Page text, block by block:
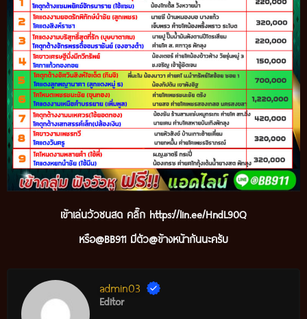
เข้าเล่นวัวชนสด คลิ๊ก https://lin.ee/HndL90Q
หรือ@BB911 มีตัว@ข้างหน้ากันนะครับ
admin03
Editor